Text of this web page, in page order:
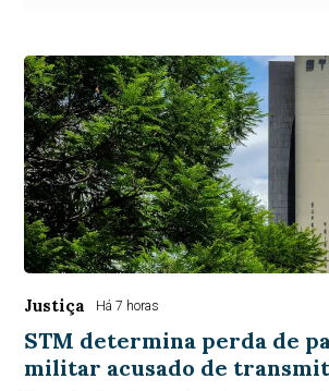
Justiça Há 7 horas
STM determina perda de
militar acusado de